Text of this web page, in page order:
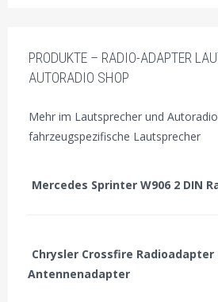
PRODUKTE – RADIO-ADAPTER
AUTORADIO SHOP
Mehr im Lautsprecher und
fahrzeugspezifische Lautsprecher
Mercedes Sprinter W906 2 DIN
Chrysler Crossfire Radioadapter
Antennenadapter